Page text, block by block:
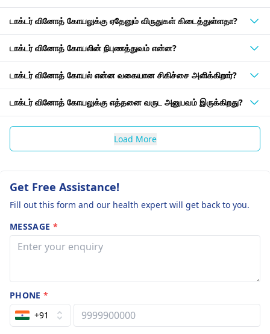
டாக்டர் வினோத் கோயலுக்கு ஏதேனும் விருதுகள் கிடைத்துள்ளதா?
டாக்டர் வினோத் கோயலின் நிபுணத்துவம் என்ன?
டாக்டர் வினோத் கோயல் என்ன வகையான சிகிச்சை அளிக்கிறார்?
டாக்டர் வினோத் கோயலுக்கு எத்தனை வருட அனுபவம் இருக்கிறது?
Load More
Get Free Assistance!
Fill out this form and our health expert will get back to you.
MESSAGE *
PHONE*
+91